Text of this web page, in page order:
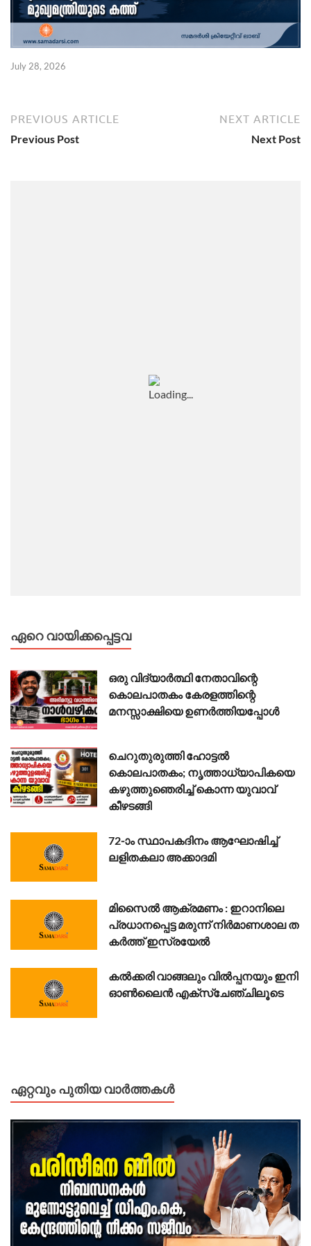
July 28, 2026
PREVIOUS ARTICLE
Previous Post
NEXT ARTICLE
Next Post
ഏറെ വായിക്കപ്പെട്ടവ
ഒരു വിദ്യാർത്ഥി നേതാവിന്റെ
കൊലപാതകം കേരളത്തിന്റെ
മനസ്സാക്ഷിയെ ഉണർത്തിയപ്പോൾ
ചെറുതുരുത്തി ഹോട്ടൽ
കൊലപാതകം; നൃത്താധ്യാപികയെ
കഴുത്തുഞെരിച്ച് കൊന്ന യുവാവ്
കീഴടങ്ങി
72-ാം സ്ഥാപകദിനം ആഘോഷിച്ച്
ലളിതകലാ അക്കാദമി
മി​സൈ​ൽ ആ​ക്ര​മ​ണം : ഇ​റാ​നി​ലെ
പ്ര​ധാ​ന​പ്പെ​ട്ട മ​രു​ന്ന് നി​ര്‍​മാ​ണ​ശാ​ല ത​
ക​ർ​ത്ത് ഇ​സ്ര​യേ​ൽ
കൽക്കരി വാങ്ങലും വിൽപ്പനയും ഇനി
ഓൺലൈൻ എക്സ്ചേഞ്ചിലൂടെ
ഏറ്റവും പുതിയ വാർത്തകൾ